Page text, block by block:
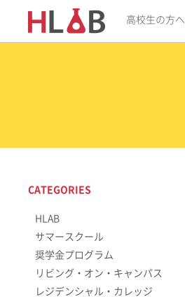
高校生の方へ
CATEGORIES
HLAB
サマースクール
奨学金プログラム
リビング・オン・キャンパス
レジデンシャル・カレッジ